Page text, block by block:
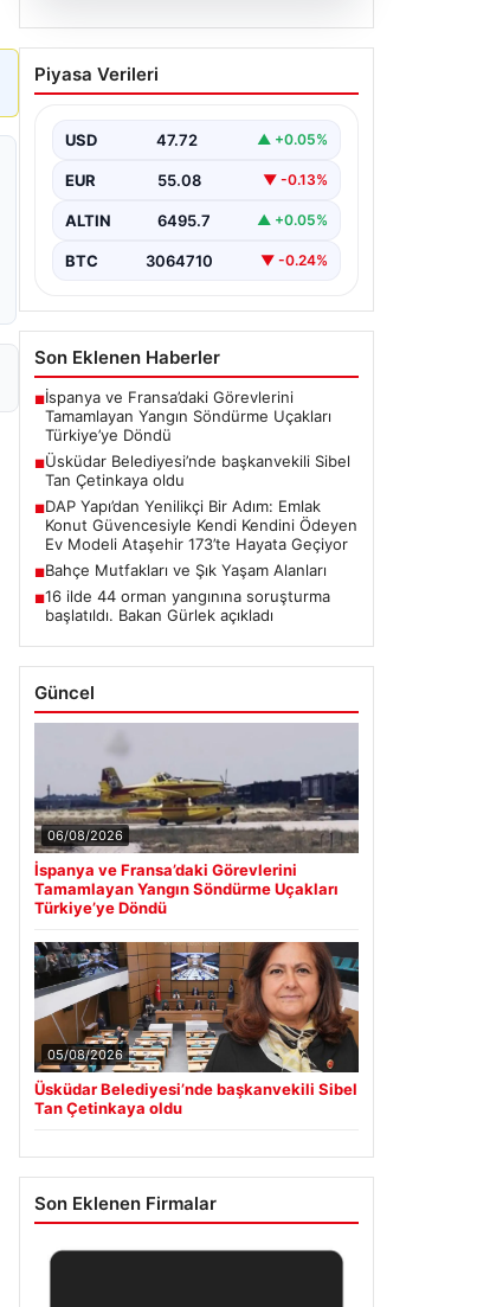
Üsküdar Belediyesi’nde
başkanvekili Sibel Tan
Piyasa Verileri
USD 47.72 ▲ +0.05%
EUR 55.08 ▼ -0.13%
ALTIN 6495.7 ▲ +0.05%
BTC 3064710 ▼ -0.24%
Son Eklenen Haberler
■İspanya ve Fransa’daki Görevlerini
Tamamlayan Yangın Söndürme Uçakları
Türkiye’ye Döndü
■Üsküdar Belediyesi’nde başkanvekili Sibel
Tan Çetinkaya oldu
■DAP Yapı’dan Yenilikçi Bir Adım: Emlak
Konut Güvencesiyle Kendi Kendini Ödeyen
Ev Modeli Ataşehir 173’te Hayata Geçiyor
■Bahçe Mutfakları ve Şık Yaşam Alanları
■16 ilde 44 orman yangınına soruşturma
başlatıldı. Bakan Gürlek açıkladı
Güncel
06/08/2026
İspanya ve Fransa’daki Görevlerini
Tamamlayan Yangın Söndürme Uçakları
Türkiye’ye Döndü
05/08/2026
Üsküdar Belediyesi’nde başkanvekili Sibel
Tan Çetinkaya oldu
Son Eklenen Firmalar